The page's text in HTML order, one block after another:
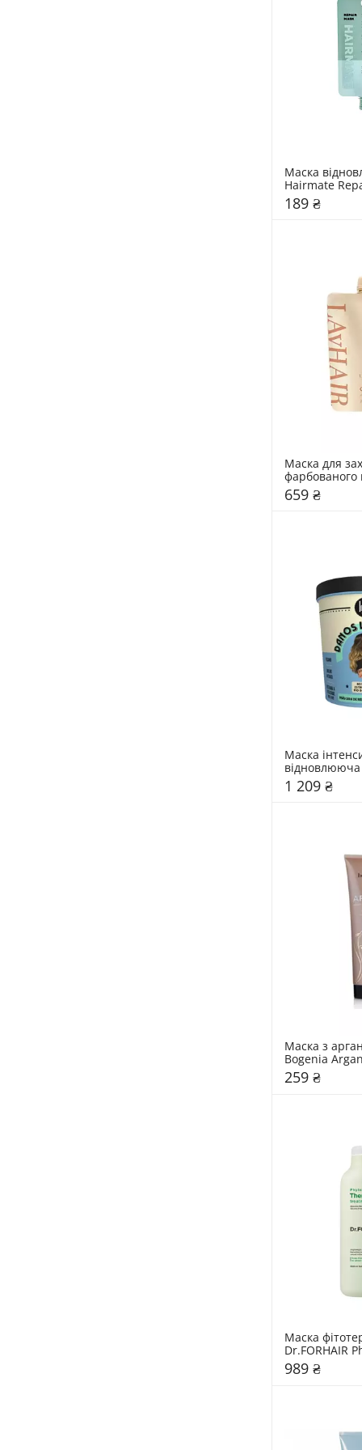
Маска
Hairmate
189 ₴
Маска для
фарбованого
LAvHAIR
659 ₴
Маска
DANOS
1 209 ₴
Маска з
Bogenia
Extract
259 ₴
Маска
Dr.FORHAIR
989 ₴